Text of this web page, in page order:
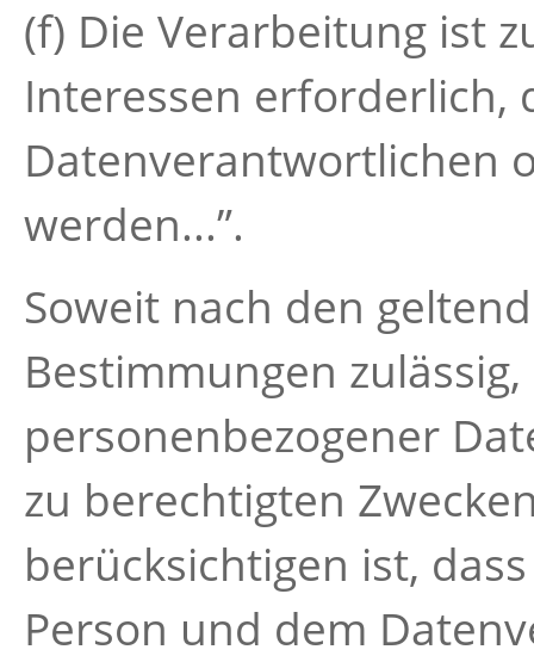
(f) Die Verarbeitung ist
Interessen erforderlich,
Datenverantwortlichen
werden...”.
Soweit nach den
Bestimmungen
personenbezogener
zu berechtigten
berücksichtigen ist,
Person und dem